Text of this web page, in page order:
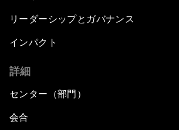
リーダーシップとガバナンス
インパクト
詳細
センター（部門）
会合